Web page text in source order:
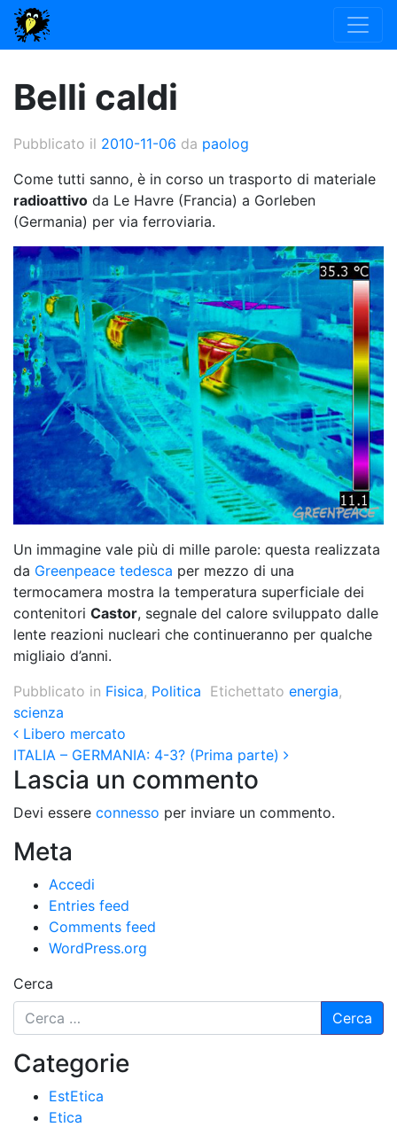
Belli caldi
Pubblicato il 2010-11-06 da paolog
Come tutti sanno, è in corso un trasporto di materiale
radioattivo da Le Havre (Francia) a Gorleben
(Germania) per via ferroviaria.
Un immagine vale più di mille parole: questa realizzata
da Greenpeace tedesca per mezzo di una
termocamera mostra la temperatura superficiale dei
contenitori Castor, segnale del calore sviluppato dalle
lente reazioni nucleari che continueranno per qualche
migliaio d’anni.
Pubblicato in Fisica, Politica Etichettato energia,
scienza
Post navigation
Libero mercato
ITALIA – GERMANIA: 4-3? (Prima parte)
Lascia un commento
Devi essere connesso per inviare un commento.
Meta
Accedi
Entries feed
Comments feed
WordPress.org
Cerca
Categorie
EstEtica
Etica